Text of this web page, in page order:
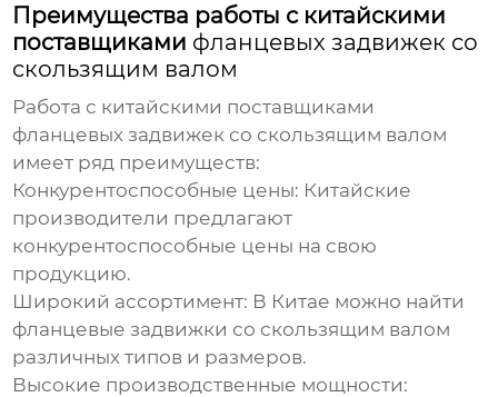
Преимущества работы с китайскими
поставщиками фланцевых задвижек со
скользящим валом
Работа с китайскими поставщиками
фланцевых задвижек со скользящим валом
имеет ряд преимуществ:
Конкурентоспособные цены: Китайские
производители предлагают
конкурентоспособные цены на свою
продукцию.
Широкий ассортимент: В Китае можно найти
фланцевые задвижки со скользящим валом
различных типов и размеров.
Высокие производственные мощности: